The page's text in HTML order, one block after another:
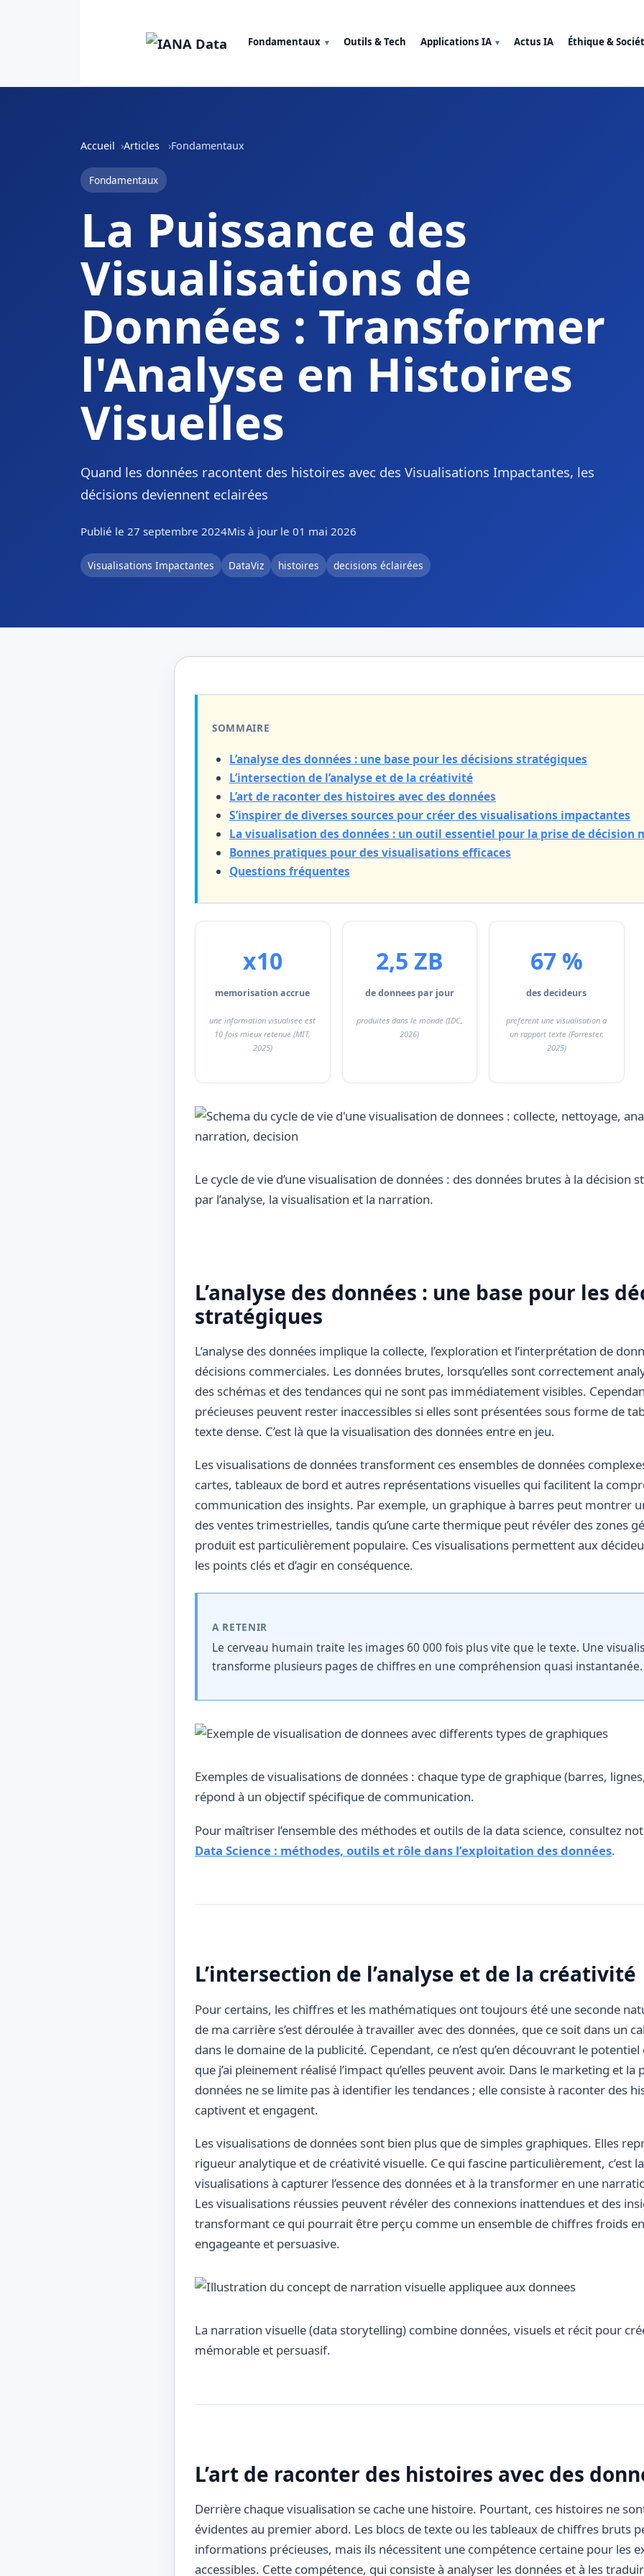
Fondamentaux Outils & Tech Applications IA Actus IA Éthique &
Accueil Articles Fondamentaux
Fondamentaux
La Puissance des
Visualisations de
Données : Transformer
l'Analyse en Histoires
Visuelles
Quand les données racontent des histoires avec des Visualisations Impactantes, les
décisions deviennent eclairées
Publié le 27 septembre 2024Mis à jour le 01 mai 2026
Visualisations Impactantes DataViz histoires decisions éclairées
SOMMAIRE
L’analyse des données : une base pour les décisions stratégiques
L’intersection de l’analyse et de la créativité
L’art de raconter des histoires avec des données
S’inspirer de diverses sources pour créer des visualisations impactantes
La visualisation des données : un outil essentiel pour la prise de décision
Bonnes pratiques pour des visualisations efficaces
Questions fréquentes
x10
memorisation accrue
une information visualisee est
10 fois mieux retenue (MIT,
2025)
2,5 ZB
de donnees par jour
produites dans le monde (IDC,
2026)
67 %
des decideurs
preferent une visualisation a
un rapport texte (Forrester,
2025)
Le cycle de vie d’une visualisation de données : des données brutes à la décision
par l’analyse, la visualisation et la narration.
L’analyse des données : une base pour les
stratégiques
L’analyse des données implique la collecte, l’exploration et l’interprétation de
décisions commerciales. Les données brutes, lorsqu’elles sont correctement
des schémas et des tendances qui ne sont pas immédiatement visibles.
précieuses peuvent rester inaccessibles si elles sont présentées sous forme de
texte dense. C’est là que la visualisation des données entre en jeu.
Les visualisations de données transforment ces ensembles de données
cartes, tableaux de bord et autres représentations visuelles qui facilitent la
communication des insights. Par exemple, un graphique à barres peut montrer
des ventes trimestrielles, tandis qu’une carte thermique peut révéler des zones
produit est particulièrement populaire. Ces visualisations permettent aux
les points clés et d’agir en conséquence.
A RETENIR
Le cerveau humain traite les images 60 000 fois plus vite que le texte. Une
transforme plusieurs pages de chiffres en une compréhension quasi instantanée.
Exemples de visualisations de données : chaque type de graphique (barres,
répond à un objectif spécifique de communication.
Pour maîtriser l’ensemble des méthodes et outils de la data science, consultez
Data Science : méthodes, outils et rôle dans l’exploitation des données.
L’intersection de l’analyse et de la créativité
Pour certains, les chiffres et les mathématiques ont toujours été une seconde
de ma carrière s’est déroulée à travailler avec des données, que ce soit dans un
dans le domaine de la publicité. Cependant, ce n’est qu’en découvrant le
que j’ai pleinement réalisé l’impact qu’elles peuvent avoir. Dans le marketing et la
données ne se limite pas à identifier les tendances ; elle consiste à raconter des
captivent et engagent.
Les visualisations de données sont bien plus que de simples graphiques. Elles
rigueur analytique et de créativité visuelle. Ce qui fascine particulièrement, c’est
visualisations à capturer l’essence des données et à la transformer en une
Les visualisations réussies peuvent révéler des connexions inattendues et des
transformant ce qui pourrait être perçu comme un ensemble de chiffres froids
engageante et persuasive.
La narration visuelle (data storytelling) combine données, visuels et récit pour
mémorable et persuasif.
L’art de raconter des histoires avec des
Derrière chaque visualisation se cache une histoire. Pourtant, ces histoires ne
évidentes au premier abord. Les blocs de texte ou les tableaux de chiffres bruts
informations précieuses, mais ils nécessitent une compétence certaine pour les
accessibles. Cette compétence, qui consiste à analyser les données et à les